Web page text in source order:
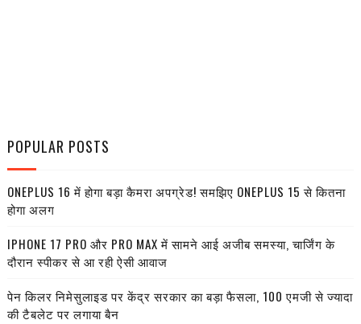
POPULAR POSTS
ONEPLUS 16 में होगा बड़ा कैमरा अपग्रेड! समझिए ONEPLUS 15 से कितना
होगा अलग
IPHONE 17 PRO और PRO MAX में सामने आई अजीब समस्या, चार्जिंग के
दौरान स्पीकर से आ रही ऐसी आवाज
पेन किलर निमेसुलाइड पर केंद्र सरकार का बड़ा फैसला, 100 एमजी से ज्यादा
की टैबलेट पर लगाया बैन